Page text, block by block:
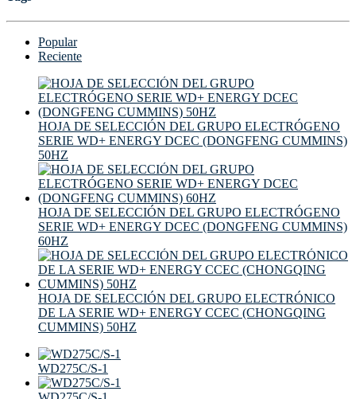
Popular
Reciente
HOJA DE SELECCIÓN DEL GRUPO ELECTRÓGENO
SERIE WD+ ENERGY DCEC (DONGFENG CUMMINS)
50HZ
HOJA DE SELECCIÓN DEL GRUPO ELECTRÓGENO
SERIE WD+ ENERGY DCEC (DONGFENG CUMMINS)
60HZ
HOJA DE SELECCIÓN DEL GRUPO ELECTRÓNICO
DE LA SERIE WD+ ENERGY CCEC (CHONGQING
CUMMINS) 50HZ
WD275C/S-1